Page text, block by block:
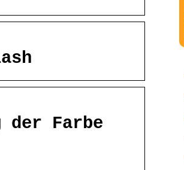
der Farbe